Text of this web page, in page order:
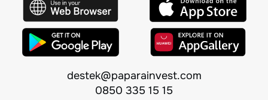
destek@paparainvest.com
0850 335 15 15